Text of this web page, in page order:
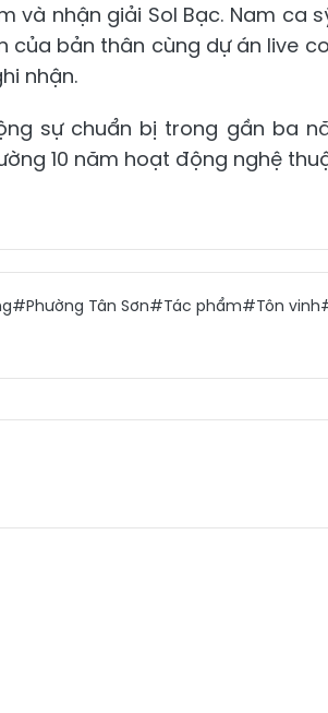
và nhận giải Sol Bạc. Nam ca
của bản thân cùng dự án live
nhận.
sự chuẩn bị trong gần ba
10 năm hoạt động nghệ
#Phường Tân Sơn#Tác phẩm#Tôn vinh